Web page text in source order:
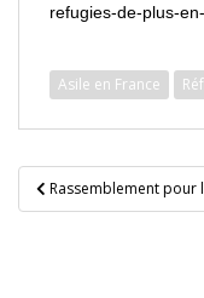
refugies-de-plus-
Asile en France
Navigation
de
Rassemblement pour